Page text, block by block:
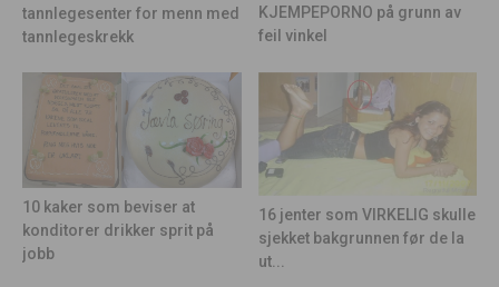
tannlegesenter for menn med
tannlegeskrekk
KJEMPEPORNO på grunn av
feil vinkel
10 kaker som beviser at
konditorer drikker sprit på
jobb
16 jenter som VIRKELIG skulle
sjekket bakgrunnen før de la
ut...